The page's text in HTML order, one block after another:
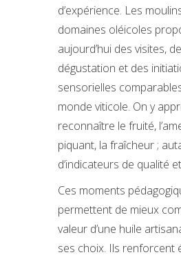
d’expérience. Les
domaines oléicoles
aujourd’hui des visites,
dégustation et des
sensorielles
monde viticole. On y
reconnaître le fruité,
piquant, la fraîcheur ;
d’indicateurs de qualité
Ces moments
permettent de mieux
valeur d’une huile
ses choix. Ils renforcent